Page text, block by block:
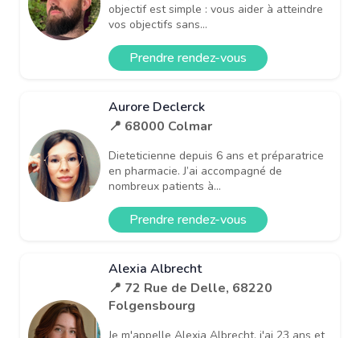
objectif est simple : vous aider à atteindre
vos objectifs sans...
Prendre rendez-vous
Aurore Declerck
📍 68000 Colmar
Dieteticienne depuis 6 ans et préparatrice
en pharmacie. J’ai accompagné de
nombreux patients à...
Prendre rendez-vous
Alexia Albrecht
📍 72 Rue de Delle, 68220
Folgensbourg
Je m'appelle Alexia Albrecht, j'ai 23 ans et